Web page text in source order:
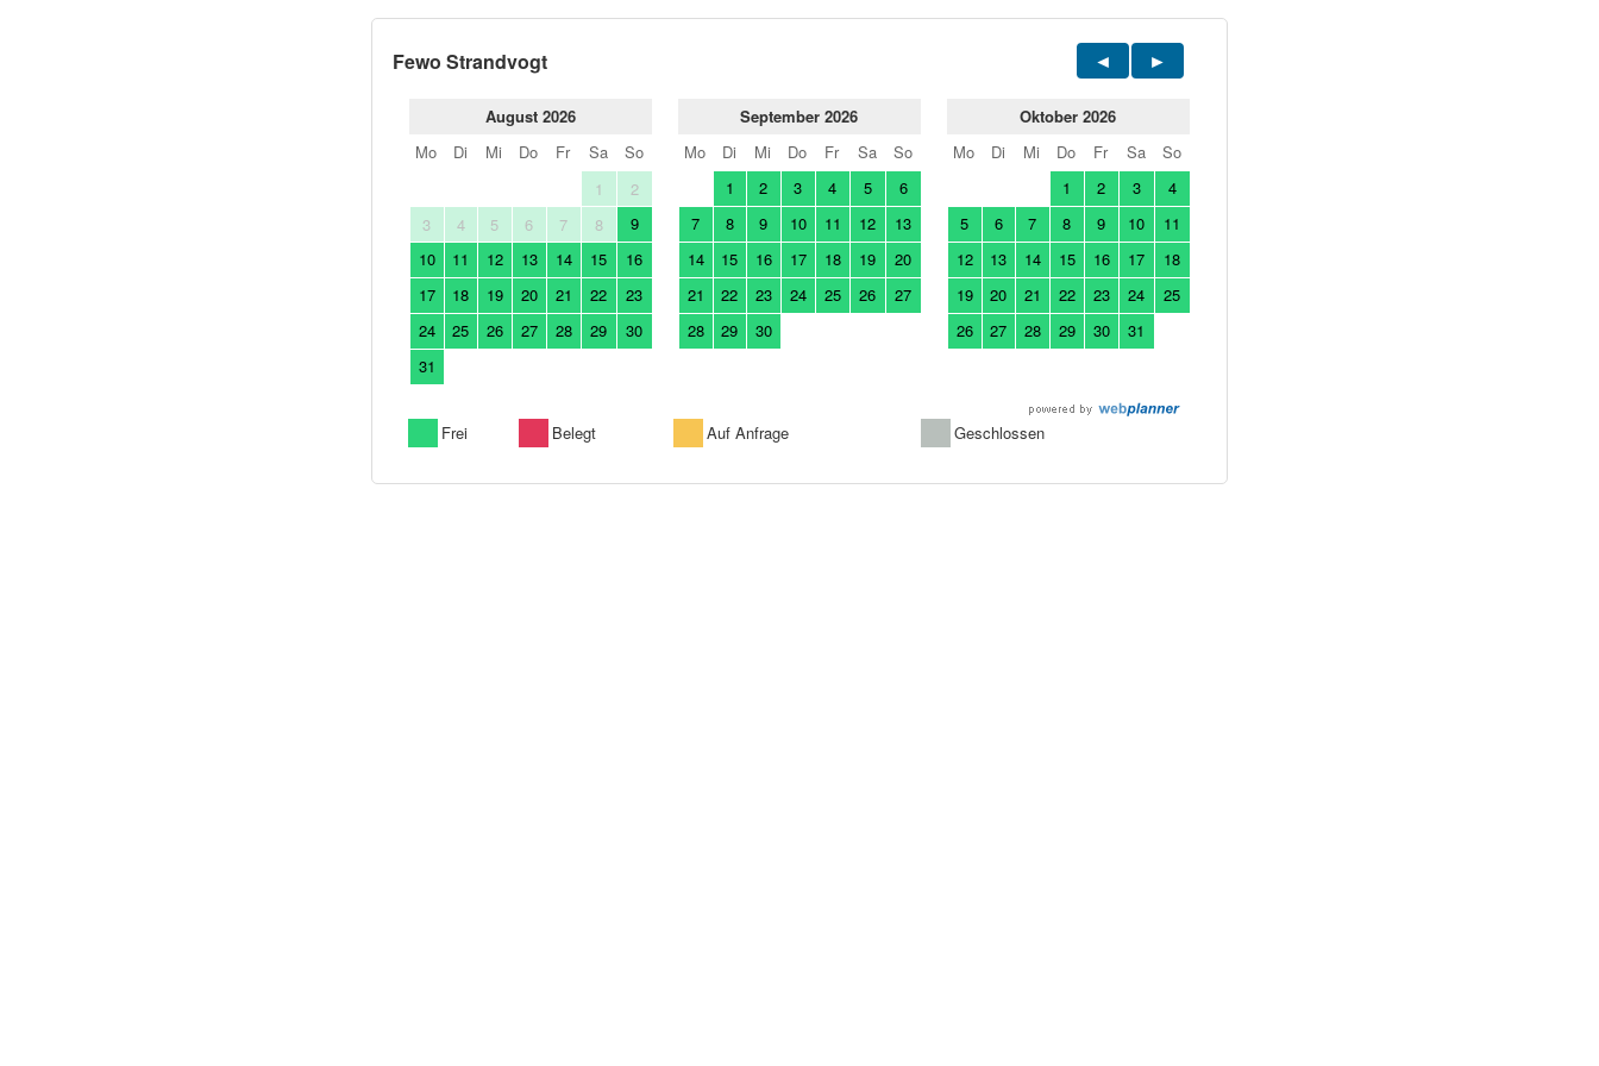
Fewo Strandvogt
August 2026
Mo
Di Mi Do Fr Sa
So
1
2
3
4 5 6 7 8
9
10
11 12 13 14 15
16
17
18 19 20 21 22
23
24
25 26 27 28 29
30
31
September 2026
Mo
Di Mi Do Fr Sa
So
1
2 3 4 5
6
7
8 9 10 11 12
13
14
15 16 17 18 19
20
21
22 23 24 25 26
27
28
29 30
Oktober 2026
Mo
Di Mi Do Fr Sa
So
1
2 3
4
5
6 7 8 9 10
11
12
13 14 15 16 17
18
19
20 21 22 23 24
25
26
27 28 29 30 31
Frei Belegt Auf Anfrage Geschlossen